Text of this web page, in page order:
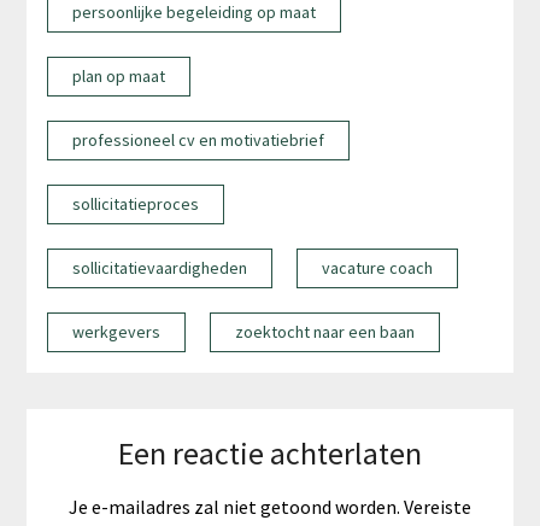
persoonlijke begeleiding op maat
plan op maat
professioneel cv en motivatiebrief
sollicitatieproces
sollicitatievaardigheden vacature coach
werkgevers zoektocht naar een baan
Een reactie achterlaten
Je e-mailadres zal niet getoond worden. Vereiste